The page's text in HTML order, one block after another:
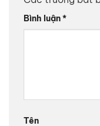
Bình luận*
Tên